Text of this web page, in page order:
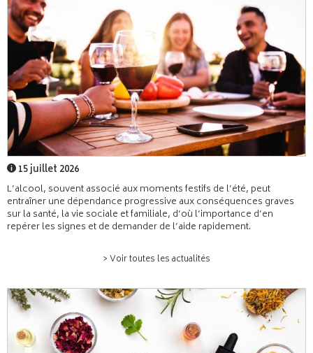
15 juillet 2026
L’alcool, souvent associé aux moments festifs de l’été, peut
entraîner une dépendance progressive aux conséquences graves
sur la santé, la vie sociale et familiale, d’où l’importance d’en
repérer les signes et de demander de l’aide rapidement.
> Voir toutes les actualités